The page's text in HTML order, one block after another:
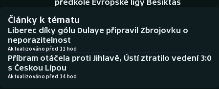
Baseball a softbal
Basketbal
Biatlon
Soutěže
Historické návraty
Aplikace ČT sport
předkole Evropské ligy Besiktas
Články k tématu
Liberec díky gólu Dulaye připravil Zbrojovku o
neporazitelnost
Aktualizováno před 11 hod
Příbram otáčela proti Jihlavě, Ústí ztratilo vedení 3:0
s Českou Lípou
Aktualizováno před 14 hod